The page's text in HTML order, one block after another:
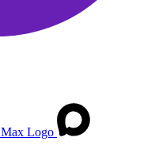
Max Logo